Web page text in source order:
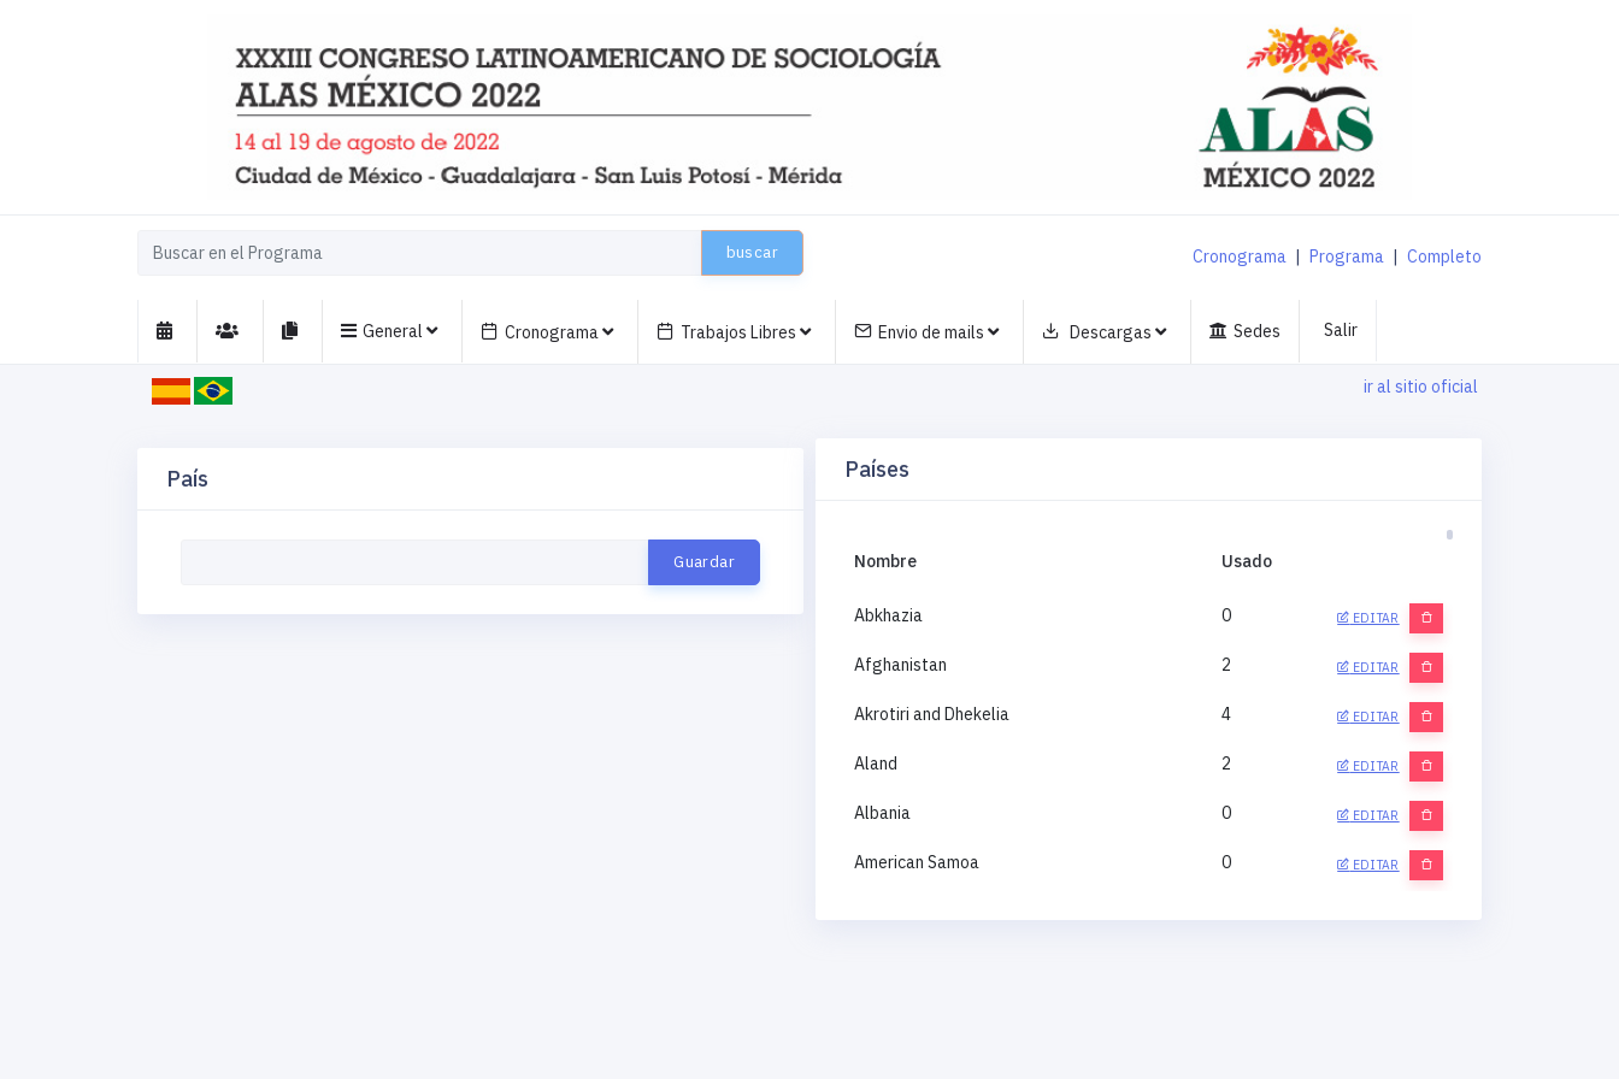
buscar Cronograma | Programa | Completo
General Cronograma Trabajos Libres Envio de mails Descargas Sedes Salir
ir al sitio oficial
País Países
Nombre Usado
Abkhazia 0 EDITAR
Afghanistan 2 EDITAR
Akrotiri and Dhekelia 4 EDITAR
Aland 2 EDITAR
Albania 0 EDITAR
American Samoa 0 EDITAR